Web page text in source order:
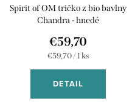
Spirit of OM tričko z bio bavlny
Chandra - hnedé
€59,70
Jednotková
cena:
€59,70 / 1 ks
DETAIL